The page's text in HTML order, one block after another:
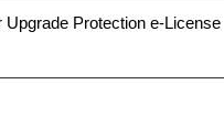
Protection e-License